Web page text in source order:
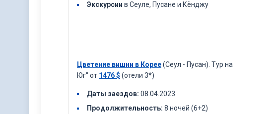
Экскурсии в Сеуле, Пусане и Кёнджу
Цветение вишни в Корее(Сеул - Пусан). Тур на
Юг" от 1476$ (отели 3*)
Даты заездов: 08.04.2023
Продолжительность: 8 ночей (6+2)